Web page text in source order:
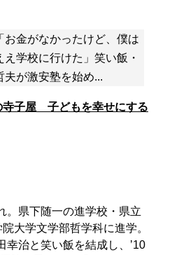
「お金がなかったけど、僕は
え学校に行けた」笑い飯・
夫が激安塾を始め...
寺子屋 子どもを幸せにする
。県下随一の進学校・県立
大学文学部哲学科に進学。
幸治と笑い飯を結成し、’10